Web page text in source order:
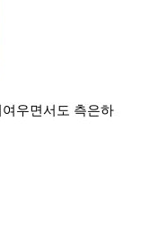
우면서도 측은하